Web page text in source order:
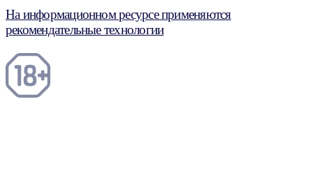
На информационном ресурсе применяются
рекомендательные технологии